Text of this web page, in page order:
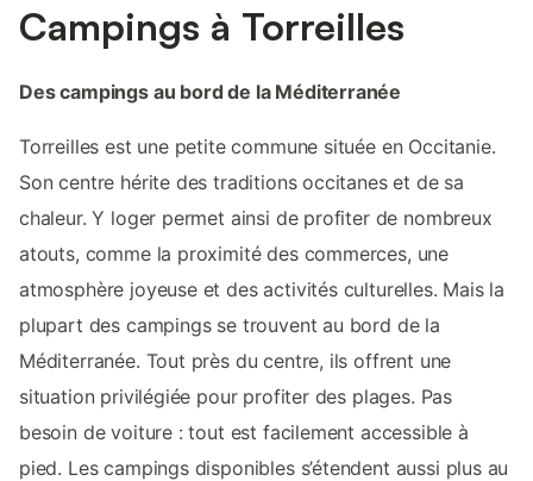
Campings à Torreilles
Des campings au bord de la Méditerranée
Torreilles est une petite commune située en Occitanie.
Son centre hérite des traditions occitanes et de sa
chaleur. Y loger permet ainsi de profiter de nombreux
atouts, comme la proximité des commerces, une
atmosphère joyeuse et des activités culturelles. Mais la
plupart des campings se trouvent au bord de la
Méditerranée. Tout près du centre, ils offrent une
situation privilégiée pour profiter des plages. Pas
besoin de voiture : tout est facilement accessible à
pied. Les campings disponibles s’étendent aussi plus au